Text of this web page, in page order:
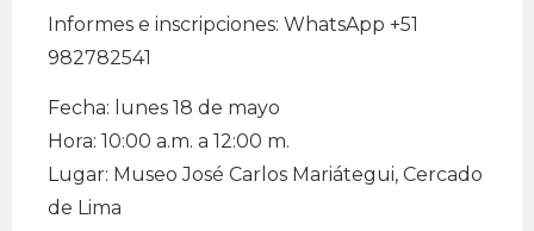
Informes e inscripciones: WhatsApp +51
982782541
Fecha: lunes 18 de mayo
Hora: 10:00 a.m. a 12:00 m.
Lugar: Museo José Carlos Mariátegui, Cercado
de Lima